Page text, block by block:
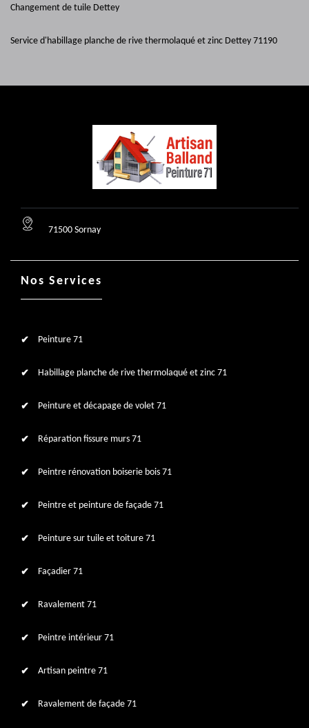
Changement de tuile Dettey
Service d'habillage planche de rive thermolaqué et zinc Dettey 71190
71500 Sornay
Nos Services
Peinture 71
Habillage planche de rive thermolaqué et zinc 71
Peinture et décapage de volet 71
Réparation fissure murs 71
Peintre rénovation boiserie bois 71
Peintre et peinture de façade 71
Peinture sur tuile et toiture 71
Façadier 71
Ravalement 71
Peintre intérieur 71
Artisan peintre 71
Ravalement de façade 71